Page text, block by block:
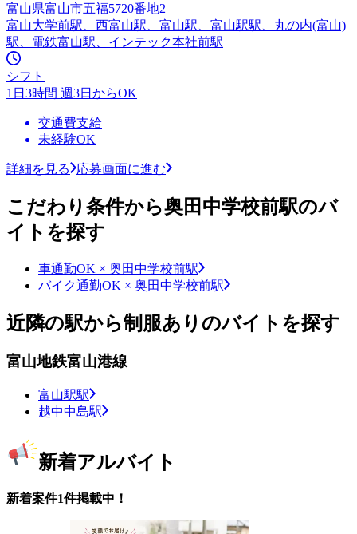
富山県富山市五福5720番地2
富山大学前駅、西富山駅、富山駅、富山駅駅、丸の内(富山)
駅、電鉄富山駅、インテック本社前駅
シフト
1日3時間 週3日からOK
交通費支給
未経験OK
詳細を見る 応募画面に進む
こだわり条件から奥田中学校前駅のバ
イトを探す
車通勤OK × 奥田中学校前駅
バイク通勤OK × 奥田中学校前駅
近隣の駅から制服ありのバイトを探す
富山地鉄富山港線
富山駅駅
越中中島駅
新着アルバイト
新着案件1件掲載中！